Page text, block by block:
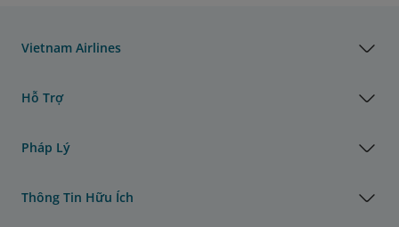
Vietnam Airlines
Hỗ Trợ
Pháp Lý
Thông Tin Hữu Ích